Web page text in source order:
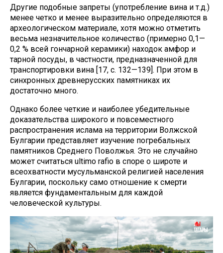
Другие подобные запреты (употребление вина и т.д.)
менее четко и менее выразительно определяются в
археологическом материале, хотя можно отметить
весьма незначительное количество (примерно 0,1—
0,2 % всей гончарной керамики) находок амфор и
тарной посуды, в частности, предназначенной для
транспортировки вина [17, с. 132—139]. При этом в
синхронных древнерусских памятниках их
достаточно много.
Однако более четкие и наиболее убедительные
доказательства широкого и повсеместного
распространения ислама на территории Волжской
Булгарии представляет изучение погребальных
памятников Среднего Поволжья. Это не случайно
может считаться ultimo rafio в споре о широте и
всеохватности мусульманской религией населения
Булгарии, поскольку само отношение к смерти
является фундаментальным для каждой
человеческой культуры.